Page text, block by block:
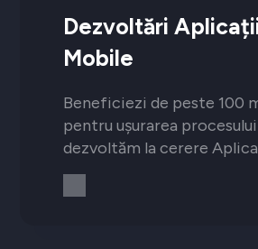
Dezvoltări
Mobile
Beneficiezi de peste 100
pentru ușurarea
dezvoltăm la cerere